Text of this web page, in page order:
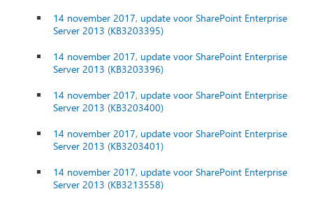
14 november 2017, update voor SharePoint Enterprise
Server 2013 (KB3203395)
14 november 2017, update voor SharePoint Enterprise
Server 2013 (KB3203396)
14 november 2017, update voor SharePoint Enterprise
Server 2013 (KB3203400)
14 november 2017, update voor SharePoint Enterprise
Server 2013 (KB3203401)
14 november 2017, update voor SharePoint Enterprise
Server 2013 (KB3213558)